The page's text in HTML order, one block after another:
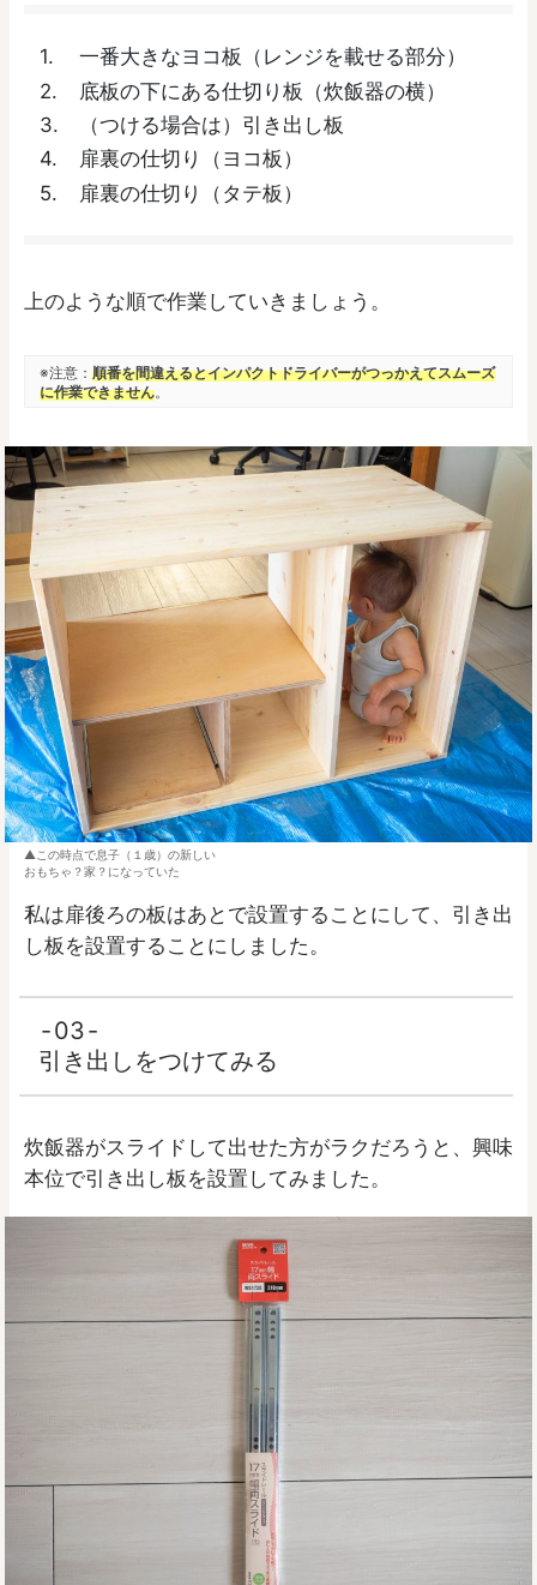
一番大きなヨコ板（レンジを載せる部分）
底板の下にある仕切り板（炊飯器の横）
（つける場合は）引き出し板
扉裏の仕切り（ヨコ板）
扉裏の仕切り（タテ板）
上のような順で作業していきましょう。
※注意： 順番を間違えるとインパクトドライバーがつっかえてスムーズ
に作業できません。
この時点で息子（１歳）の新しい
おもちゃ？家？になっていた
私は扉後ろの板はあとで設置することにして、引き出
し板を設置することにしました。
03
引き出しをつけてみる
炊飯器がスライドして出せた方がラクだろうと、興味
本位で引き出し板を設置してみました。